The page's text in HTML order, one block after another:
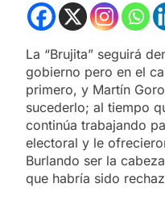
La “Brujita” seguirá
gobierno pero en el
primero, y Martín
sucederlo; al tiempo
continúa trabajando
electoral y le
Burlando ser la
que habría sido